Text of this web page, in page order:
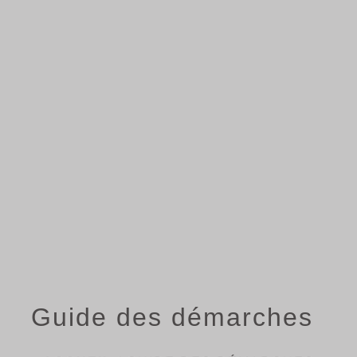
Guide des démarches